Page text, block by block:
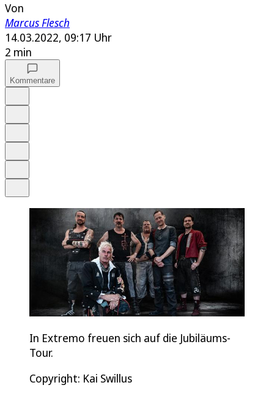
Von
Marcus Flesch
14.03.2022, 09:17 Uhr
2 min
Kommentare
In Extremo freuen sich auf die Jubiläums-
Tour.
Copyright: Kai Swillus